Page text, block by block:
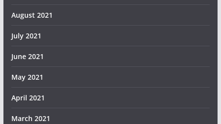
August 2021
July 2021
June 2021
May 2021
April 2021
March 2021